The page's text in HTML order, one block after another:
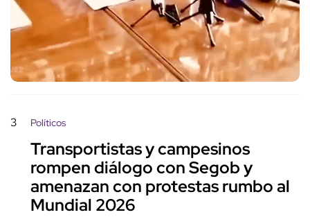
3 Políticos
Transportistas y campesinos
rompen diálogo con Segob y
amenazan con protestas rumbo al
Mundial 2026